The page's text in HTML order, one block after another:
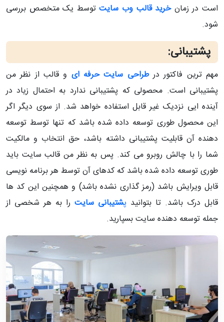
است در زمانخرید قالب وب سایتتوسط یک متخصص بررسی
شود.
پشتیبانی:
مهم ترین فاکتور درطراحی سایت حرفه ای و قالب از نظر من
پشتیبانی است. محصولی که پشتیبانی ندارد به احتمال زیاد در
آینده ایی نزدیک غیر قابل استفاده خواهد شد. از سوی دیگر اگر
این محصول طوری توسعه داده شده باشد که تنها توسط توسعه
دهنده آن قابلیت پشتیبانی داشته باشد، حق انتخاب و مالکیت
شما را با چالش روبرو می کند. پس به نظر من قالب سایت باید
طوری توسعه داده شده باشد که کدهای آن توسط هر برنامه نویسی
قابل ویرایش باشد (رمز گذاری نشده باشد) و همچنین این کد ها
قابل درک باشد. تا بتوانید پشتیبانی سایت را به هر شخصی از
جمله توسعه دهنده سایت بسپارید.